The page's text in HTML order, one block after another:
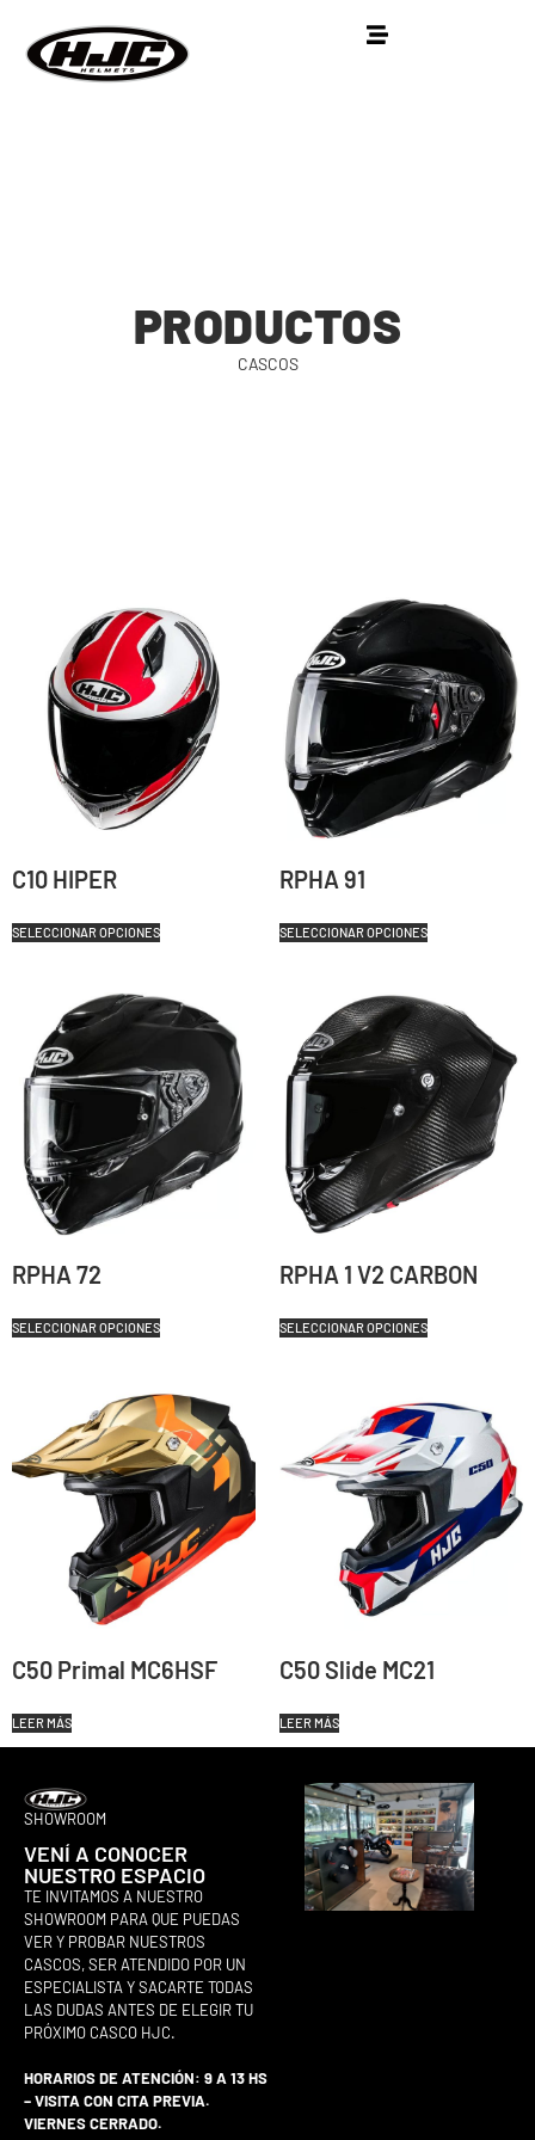
PRODUCTOS
CASCOS
C10 HIPER
SELECCIONAR OPCIONES
RPHA 91
SELECCIONAR OPCIONES
RPHA 72
SELECCIONAR OPCIONES
RPHA 1 V2 CARBON
SELECCIONAR OPCIONES
C50 Primal MC6HSF
LEER MÁS
C50 Slide MC21
LEER MÁS
SHOWROOM
VENÍ A CONOCER
NUESTRO ESPACIO
TE INVITAMOS A NUESTRO
SHOWROOM PARA QUE PUEDAS
VER Y PROBAR NUESTROS
CASCOS, SER ATENDIDO POR UN
ESPECIALISTA Y SACARTE TODAS
LAS DUDAS ANTES DE ELEGIR TU
PRÓXIMO CASCO HJC.
HORARIOS DE ATENCIÓN: 9 A 13 HS
– VISITA CON CITA PREVIA.
VIERNES CERRADO.